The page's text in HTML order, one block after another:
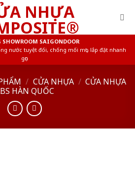
SHOWROOM SAIGONDOOR
nước tuyệt đối, chống mối mọt, lắp đặt nhanh
gọn
/ CỬA NHỰA / CỬA NHỰA
HÀN QUỐC